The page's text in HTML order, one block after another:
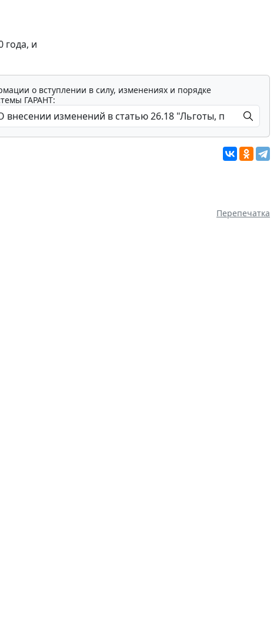
года, и
о вступлении в силу, изменениях и порядке
ГАРАНТ:
Перепечатка